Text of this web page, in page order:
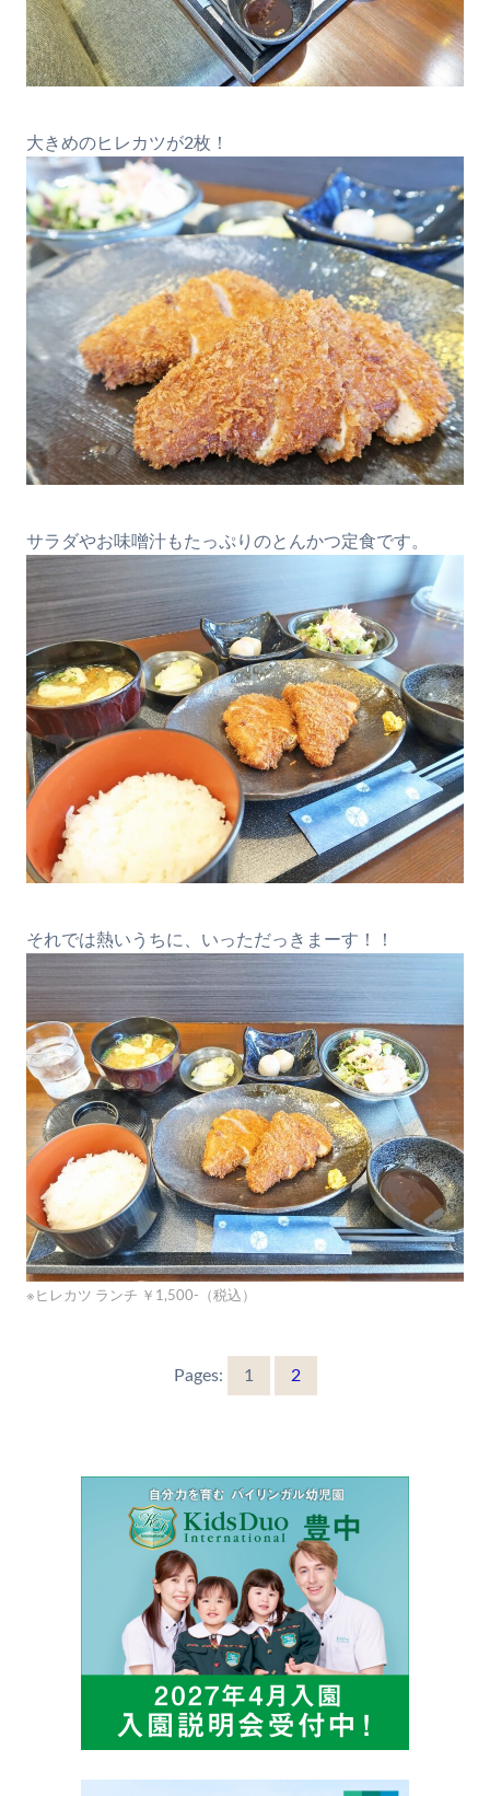
大きめのヒレカツが2枚！
サラダやお味噌汁もたっぷりのとんかつ定食です。
それでは熱いうちに、いっただっきまーす！！
※ヒレカツ ランチ ￥1,500-（税込）
Pages: 1 2